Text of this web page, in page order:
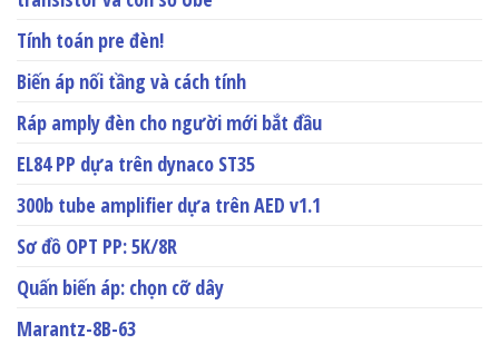
Tính toán pre đèn!
Biến áp nối tầng và cách tính
Ráp amply đèn cho người mới bắt đầu
EL84 PP dựa trên dynaco ST35
300b tube amplifier dựa trên AED v1.1
Sơ đồ OPT PP: 5K/8R
Quấn biến áp: chọn cỡ dây
Marantz-8B-63